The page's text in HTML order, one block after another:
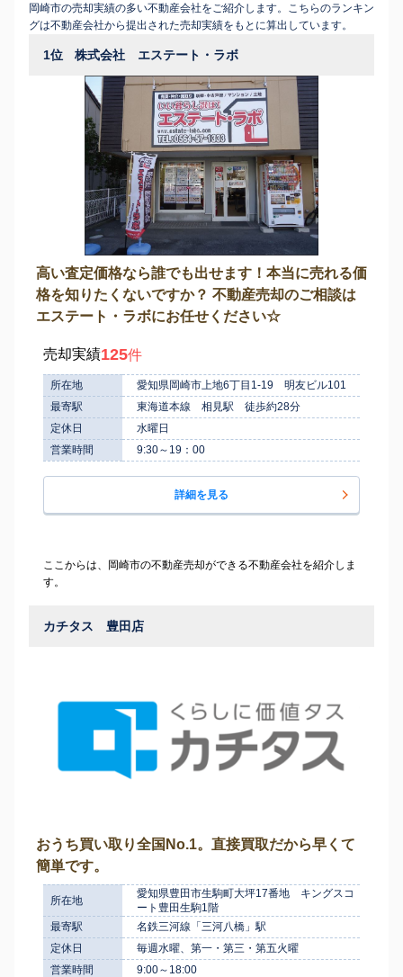
岡崎市の売却実績の多い不動産会社をご紹介します。こちらのランキン
グは不動産会社から提出された売却実績をもとに算出しています。
1位 株式会社 エステート・ラボ
高い査定価格なら誰でも出せます！本当に売れる価
格を知りたくないですか？ 不動産売却のご相談は
エステート・ラボにお任せください☆
売却実績125件
所在地
愛知県岡崎市上地6丁目1-19 明友ビル101
最寄駅
東海道本線 相見駅 徒歩約28分
定休日
水曜日
営業時間
9:30～19：00
詳細を見る
ここからは、岡崎市の不動産売却ができる不動産会社を紹介しま
す。
カチタス 豊田店
おうち買い取り全国No.1。直接買取だから早くて
簡単です。
所在地
愛知県豊田市生駒町大坪17番地 キングスコ
ート豊田生駒1階
最寄駅
名鉄三河線「三河八橋」駅
定休日
毎週水曜、第一・第三・第五火曜
営業時間
9:00～18:00